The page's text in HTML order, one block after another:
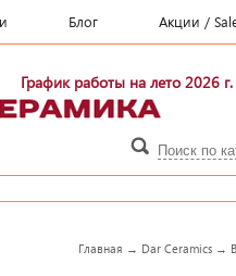
Блог Акции /
График работы на лето 2026 г.
Главная → Dar Ceramics →